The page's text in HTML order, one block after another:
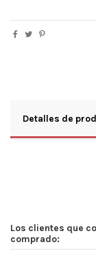
Detalles de
Los clientes que
comprado: